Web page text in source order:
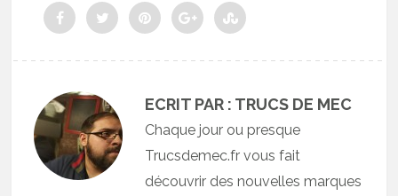
ECRIT PAR : TRUCS DE MEC
Chaque jour ou presque
Trucsdemec.fr vous fait
découvrir des nouvelles marques